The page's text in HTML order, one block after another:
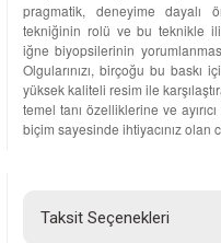
pragmatik, deneyime dayalı
tekniğinin rolü ve bu teknikle
iğne biyopsilerinin
Olgularınızı, birçoğu bu baskı
yüksek kaliteli resim ile
temel tanı özelliklerine ve
biçim sayesinde ihtiyacınız olan
Taksit Seçenekleri